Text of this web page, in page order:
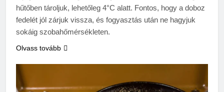
hűtőben tároljuk, lehetőleg 4°C alatt. Fontos, hogy a doboz
fedelét jól zárjuk vissza, és fogyasztás után ne hagyjuk
sokáig szobahőmérsékleten.
Olvass tovább